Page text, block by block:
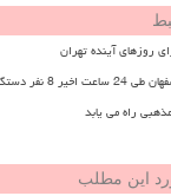
روزهای آینده تهران
راه می یابد
این مطلب